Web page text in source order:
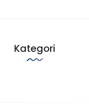
Kategori